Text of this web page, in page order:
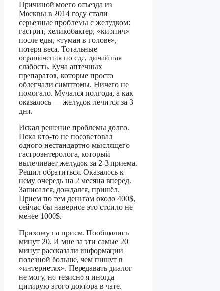
Причиной моего отъезда из
Москвы в 2014 году стали
серьезные проблемы с желудком:
гастрит, хеликобактер, «кирпич»
после еды, «туман в голове»,
потеря веса. Тотальные
ограничения по еде, дичайшая
слабость. Куча аптечных
препаратов, которые просто
облегчали симптомы. Ничего не
помогало. Мучался полгода, а как
оказалось — желудок лечится за 3
дня.
Искал решение проблемы долго.
Пока кто-то не посоветовал
одного нестандартно мыслящего
гастроэнтеролога, который
вылечивает желудок за 2-3 приема.
Решил обратиться. Оказалось к
нему очередь на 2 месяца вперед.
Записался, дождался, пришёл.
Прием по тем деньгам около 400$,
сейчас бы наверное это стоило не
менее 1000$.
Прихожу на прием. Пообщались
минут 20. И мне за эти самые 20
минут рассказали информации
полезной больше, чем пишут в
«интернетах». Передавать диалог
не могу, но тезисно я иногда
цитирую этого доктора в чате.